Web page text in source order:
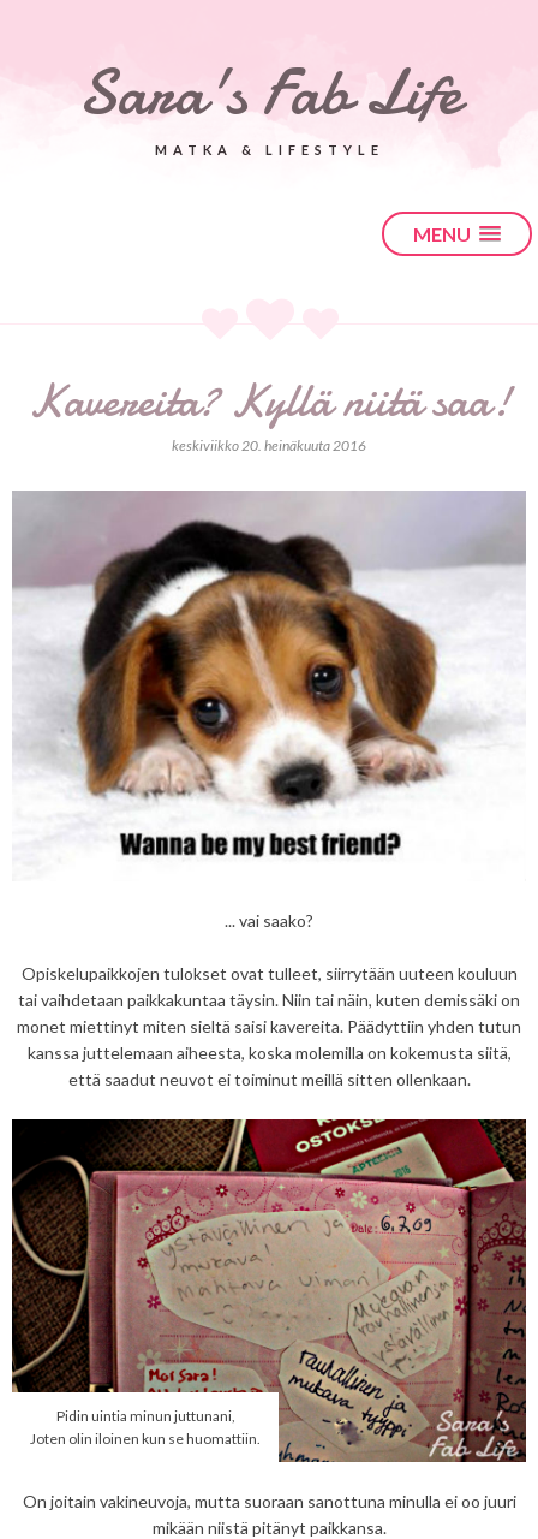
Sara's Fab Life
MATKA & LIFESTYLE
MENU
Kavereita? Kyllä niitä saa!
keskiviikko 20. heinäkuuta 2016
... vai saako?
Opiskelupaikkojen tulokset ovat tulleet, siirrytään uuteen kouluun
tai vaihdetaan paikkakuntaa täysin. Niin tai näin, kuten demissäki on
monet miettinyt miten sieltä saisi kavereita. Päädyttiin yhden tutun
kanssa juttelemaan aiheesta, koska molemilla on kokemusta siitä,
että saadut neuvot ei toiminut meillä sitten ollenkaan.
Pidin uintia minun juttunani,
Joten olin iloinen kun se huomattiin.
On joitain vakineuvoja, mutta suoraan sanottuna minulla ei oo juuri
mikään niistä pitänyt paikkansa.